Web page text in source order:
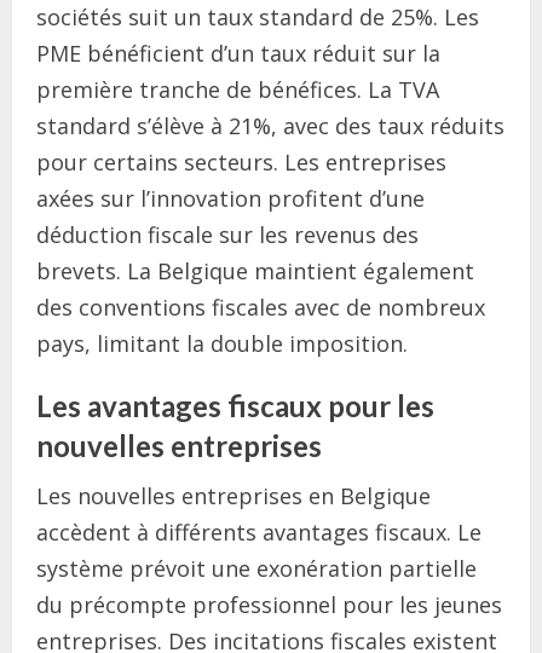
sociétés suit un taux standard de 25%. Les
PME bénéficient d’un taux réduit sur la
première tranche de bénéfices. La TVA
standard s’élève à 21%, avec des taux réduits
pour certains secteurs. Les entreprises
axées sur l’innovation profitent d’une
déduction fiscale sur les revenus des
brevets. La Belgique maintient également
des conventions fiscales avec de nombreux
pays, limitant la double imposition.
Les avantages fiscaux pour les
nouvelles entreprises
Les nouvelles entreprises en Belgique
accèdent à différents avantages fiscaux. Le
système prévoit une exonération partielle
du précompte professionnel pour les jeunes
entreprises. Des incitations fiscales existent